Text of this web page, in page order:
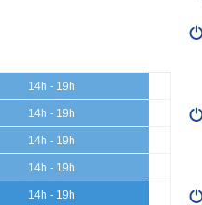
14h - 19h
14h - 19h
14h - 19h
14h - 19h
14h - 19h